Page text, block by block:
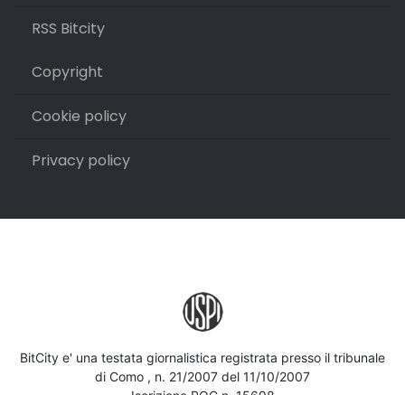
RSS Bitcity
Copyright
Cookie policy
Privacy policy
BitCity e' una testata giornalistica registrata presso il tribunale
di Como , n. 21/2007 del 11/10/2007